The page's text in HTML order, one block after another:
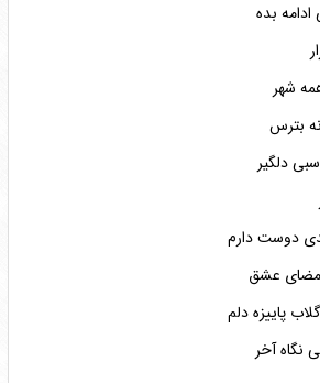
ادامه بده
شهر
بترس
دلگیر
دوست دارم
امضای عشق
پاییزه دلم
نگاه آخر